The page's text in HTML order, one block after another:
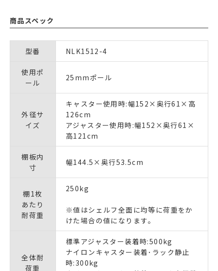
商品スペック
型番 NLK1512-4
使用ポ
ール
25mmポール
外径サ
イズ
キャスター使用時:幅152×奥行61×高
126cm
アジャスター使用時:幅152×奥行61×
高121cm
棚板内
寸
幅144.5×奥行53.5cm
棚1枚
あたり
耐荷重
250kg
※値はシェルフ全面に均等に荷重をか
けた場合の値になります｡
全体耐
荷重
標準アジャスター装着時:500kg
ナイロンキャスター装着･ラック静止
時:300kg